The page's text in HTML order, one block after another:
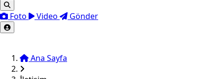
Foto Video Gönder
Ana Sayfa